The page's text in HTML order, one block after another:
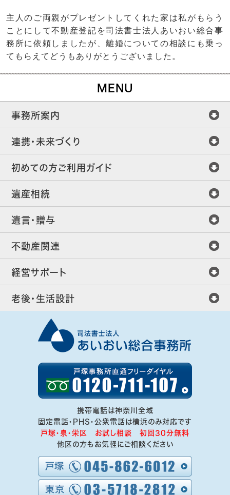
主人のご両親がプレゼントしてくれた家は私がもらう
ことにして不動産登記を司法書士法人あいおい総合事
務所に依頼しましたが、離婚についての相談にも乗っ
てもらえてどうもありがとうございました。
MENU
事務所案内
連携・未来づくり
初めての方ご利用ガイド
遺産相続
遺言・贈与
不動産関連
経営サポート
老後・生活設計
携帯電話は神奈川全域
固定電話・PHS・公衆電話は横浜のみ対応です
戸塚・泉・栄区 お試し相談 初回30分無料
他区の方もお気軽にご相談ください